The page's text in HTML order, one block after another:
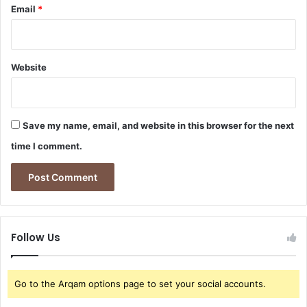
r
e
s
i
o
r
i
j
ž
a
Email *
Website
Save my name, email, and website in this browser for the next
time I comment.
Follow Us
Go to the Arqam options page to set your social accounts.